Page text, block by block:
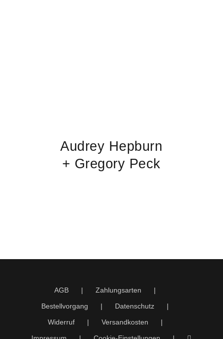
Audrey Hepburn
+ Gregory Peck
AGB
Zahlungsarten
Bestellvorgang
Datenschutz
Widerruf
Versandkosten